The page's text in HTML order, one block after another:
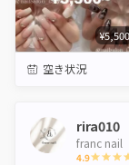
¥5,500
空き状況
rira010
franc nail
4.9